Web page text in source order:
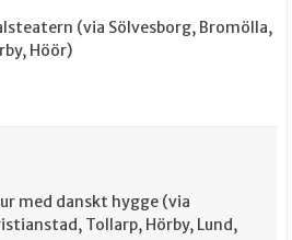
(via Sölvesborg, Bromölla,
Höör)
med danskt hygge (via
Tollarp, Hörby, Lund,